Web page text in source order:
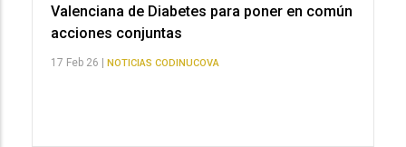
Valenciana de Diabetes para poner en común
acciones conjuntas
17 Feb 26 | NOTICIAS CODINUCOVA